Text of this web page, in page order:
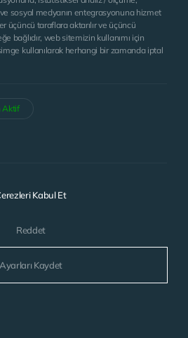
Okudum. Kabul ediyorum.
GÖNDER
sosyal medyanın entegrasyonuna hizmet
üçüncü taraflara aktarılır ve üçüncü
bağlıdır, web sitemizin kullanımı için
kullanılarak herhangi bir zamanda iptal
Aktif
Kabul Et
Reddet
Ayarları Kaydet